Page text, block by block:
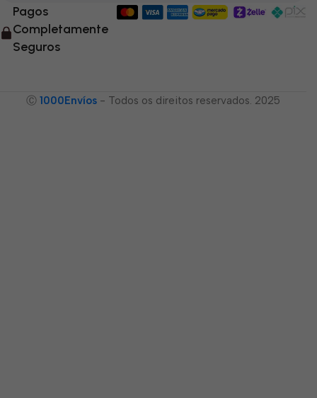
Pagos
Completamente
Seguros
Ⓒ 1000Envíos - Todos os direitos reservados. 2025